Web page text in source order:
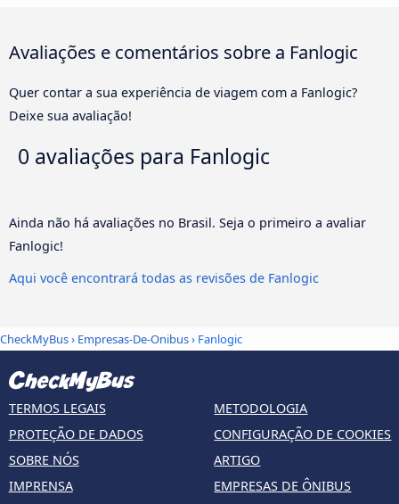
Avaliações e comentários sobre a Fanlogic
Quer contar a sua experiência de viagem com a Fanlogic?
Deixe sua avaliação!
0 avaliações para Fanlogic
Ainda não há avaliações no Brasil. Seja o primeiro a avaliar
Fanlogic!
Aqui você encontrará todas as revisões de Fanlogic
CheckMyBus› Empresas-De-Onibus› Fanlogic
TERMOS LEGAIS
PROTEÇÃO DE DADOS
SOBRE NÓS
IMPRENSA
METODOLOGIA
CONFIGURAÇÃO DE COOKIES
ARTIGO
EMPRESAS DE ÔNIBUS